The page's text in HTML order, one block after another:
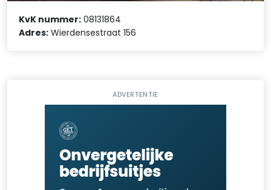
KvK nummer: 08131864
Adres: Wierdensestraat 156
ADVERTENTIE